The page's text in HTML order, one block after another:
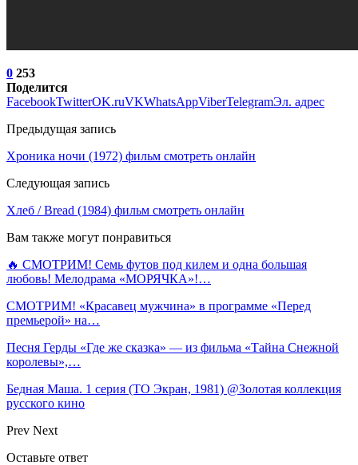
0 253
Поделится
FacebookTwitterOK.ruVKWhatsAppViberTelegramЭл. адрес
Предыдущая запись
Хроника ночи (1972) фильм смотреть онлайн
Следующая запись
Хлеб / Bread (1984) фильм смотреть онлайн
Вам также могут понравиться
🔥 СМОТРИМ! Семь футов под килем и одна большая
любовь! Мелодрама «МОРЯЧКА»!…
СМОТРИМ! «Красавец мужчина» в программе «Перед
премьерой» на…
Песня Герды «Где же сказка» — из фильма «Тайна Снежной
королевы»,…
Бедная Маша. 1 серия (ТО Экран, 1981) @Золотая коллекция
русского кино
Prev Next
Оставьте ответ